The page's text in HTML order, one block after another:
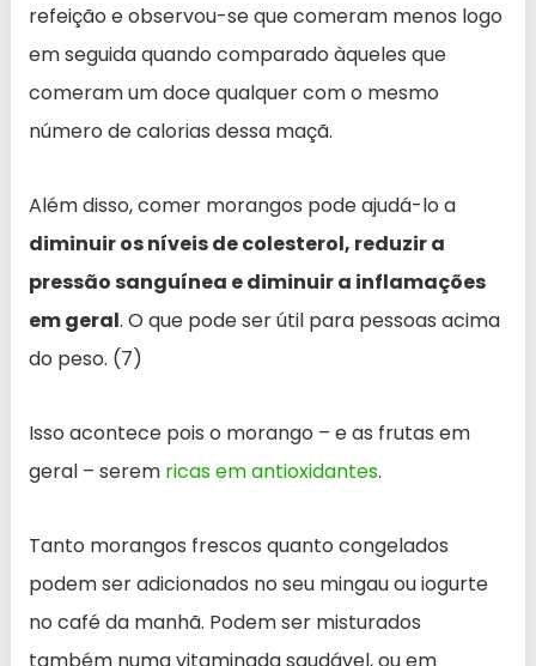
refeição e observou-se que comeram menos logo
em seguida quando comparado àqueles que
comeram um doce qualquer com o mesmo
número de calorias dessa maçã.
Além disso, comer morangos pode ajudá-lo a
diminuir os níveis de colesterol, reduzir a
pressão sanguínea e diminuir a inflamações
em geral. O que pode ser útil para pessoas acima
do peso. (7)
Isso acontece pois o morango – e as frutas em
geral – serem ricas em antioxidantes.
Tanto morangos frescos quanto congelados
podem ser adicionados no seu mingau ou iogurte
no café da manhã. Podem ser misturados
também numa vitaminada saudável, ou em